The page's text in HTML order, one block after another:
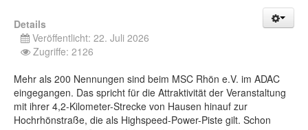
Details
Veröffentlicht: 22. Juli 2026
Zugriffe: 2126
Mehr als 200 Nennungen sind beim MSC Rhön e.V. im ADAC
eingegangen. Das spricht für die Attraktivität der Veranstaltung
mit ihrer 4,2-Kilometer-Strecke von Hausen hinauf zur
Hochrhönstraße, die als Highspeed-Power-Piste gilt. Schon